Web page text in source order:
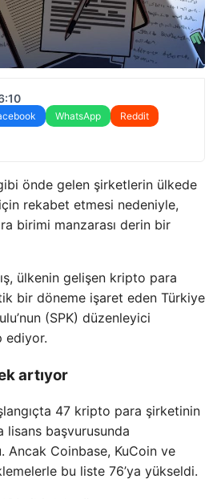
WhatsApp
Reddit
önde gelen şirketlerin ülkede
rekabet etmesi nedeniyle,
birimi manzarası derin bir
ülkenin gelişen kripto para
bir döneme işaret eden Türkiye
(SPK) düzenleyici
ediyor.
artıyor
47 kripto para şirketinin
lisans başvurusunda
Ancak Coinbase, KuCoin ve
bu liste 76’ya yükseldi.